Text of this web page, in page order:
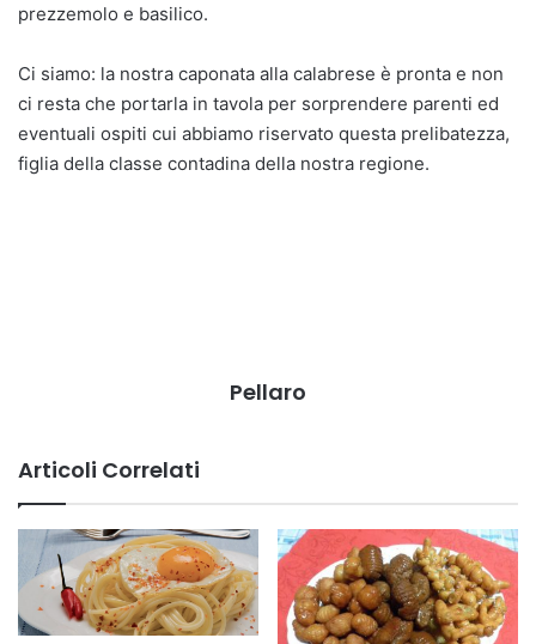
prezzemolo e basilico.
Ci siamo: la nostra caponata alla calabrese è pronta e non
ci resta che portarla in tavola per sorprendere parenti ed
eventuali ospiti cui abbiamo riservato questa prelibatezza,
figlia della classe contadina della nostra regione.
Pellaro
Articoli Correlati